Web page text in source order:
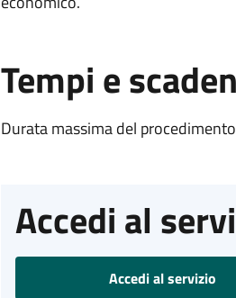
Tempi e
Durata massima del
Accedi al
Accedi al servizio